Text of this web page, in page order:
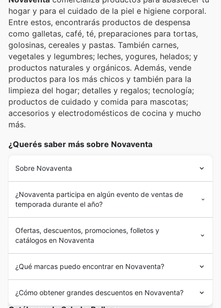
hogar y para el cuidado de la piel e higiene corporal.
Entre estos, encontrarás productos de despensa
como galletas, café, té, preparaciones para tortas,
golosinas, cereales y pastas. También carnes,
vegetales y legumbres; leches, yogures, helados; y
productos naturales y orgánicos. Además, vende
productos para los más chicos y también para la
limpieza del hogar; detalles y regalos; tecnología;
productos de cuidado y comida para mascotas;
accesorios y electrodomésticos de cocina y mucho
más.
¿Querés saber más sobre Novaventa
Sobre Novaventa
¿Novaventa participa en algún evento de ventas de
temporada durante el año?
Ofertas, descuentos, promociones, folletos y
catálogos en Novaventa
¿Qué marcas puedo encontrar en Novaventa?
¿Cómo obtener grandes descuentos en Novaventa?